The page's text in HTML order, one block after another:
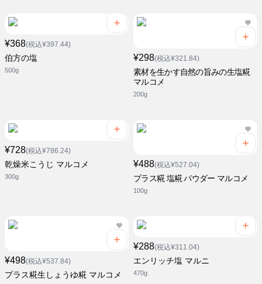
¥368(税込¥397.44)
伯方の塩
500g
¥298(税込¥321.84)
素材を生かす自然の旨みの生塩糀
マルコメ
200g
¥728(税込¥786.24)
乾燥米こうじ マルコメ
300g
¥488(税込¥527.04)
プラス糀 塩糀 パウダー マルコメ
100g
¥498(税込¥537.84)
プラス糀生しょうゆ糀 マルコメ
¥288(税込¥311.04)
エンリッチ塩 マルニ
470g